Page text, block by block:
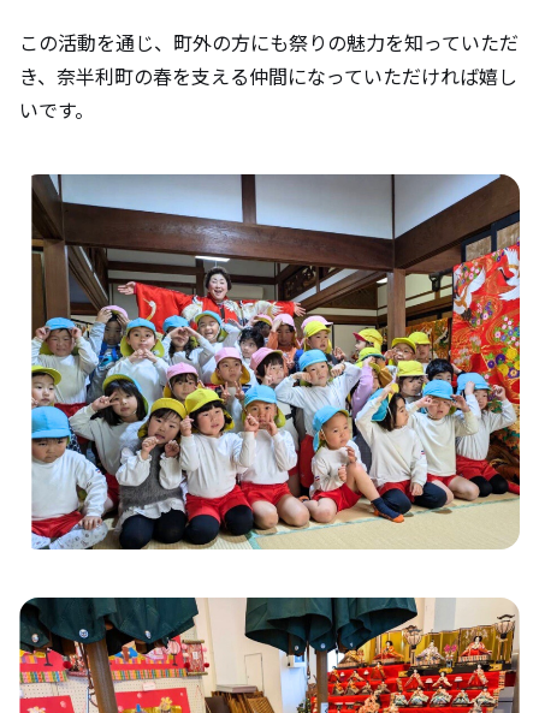
この活動を通じ、町外の方にも祭りの魅力を知っていただ
き、奈半利町の春を支える仲間になっていただければ嬉し
いです。